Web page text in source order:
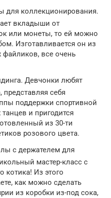
для коллекционирования.
вкладыши от
или монеты, то ей можно
Изготавливается он из
файликов, все очень
Девчонки любят
представляя себя
поддержки спортивной
и пригодится
из 30-ти
розового цвета.
с держателем для
мастер-класс с
котика! Из этого
как можно сделать
из коробки из-под сока,